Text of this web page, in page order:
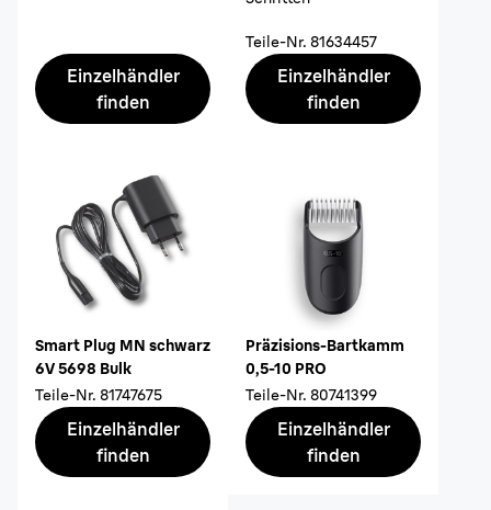
Einzelhändler
finden
Teile-Nr. 81634457
Einzelhändler
finden
Smart Plug MN schwarz
6V 5698 Bulk
Teile-Nr. 81747675
Einzelhändler
finden
Präzisions-Bartkamm
0,5-10 PRO
Teile-Nr. 80741399
Einzelhändler
finden